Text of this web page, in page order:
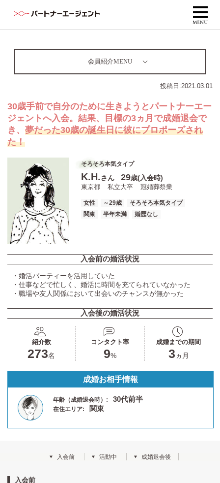
会員紹介MENU
投稿日:2021.03.01
30歳手前で自分のために生きようとパートナーエー
ジェントへ入会。結果、目標の3ヵ月で成婚退会で
き、 夢だった30歳の誕生日に彼にプロポーズされ
た！
そろそろ本気タイプ
K.H.さん 29歳(入会時)
東京都 私立大卒 冠婚葬祭業
女性 ～29歳
そろそろ本気タイプ
関東
半年未満 婚歴なし
入会前の婚活状況
・婚活パーティーを活用していた
・仕事などで忙しく、婚活に時間を充てられていなかった
・職場や友人関係において出会いのチャンスが無かった
入会後の婚活状況
紹介数
273名
コンタクト率
9%
成婚までの期間
3 ヵ月
成婚お相手情報
年齢（成婚退会時）: 30代前半
在住エリア: 関東
入会前 活動中 成婚退会後
入会前